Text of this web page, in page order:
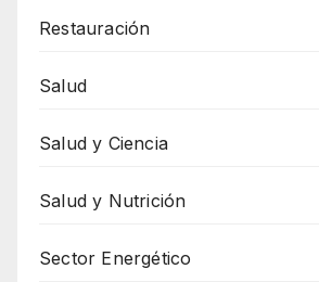
Restauración
Salud
Salud y Ciencia
Salud y Nutrición
Sector Energético